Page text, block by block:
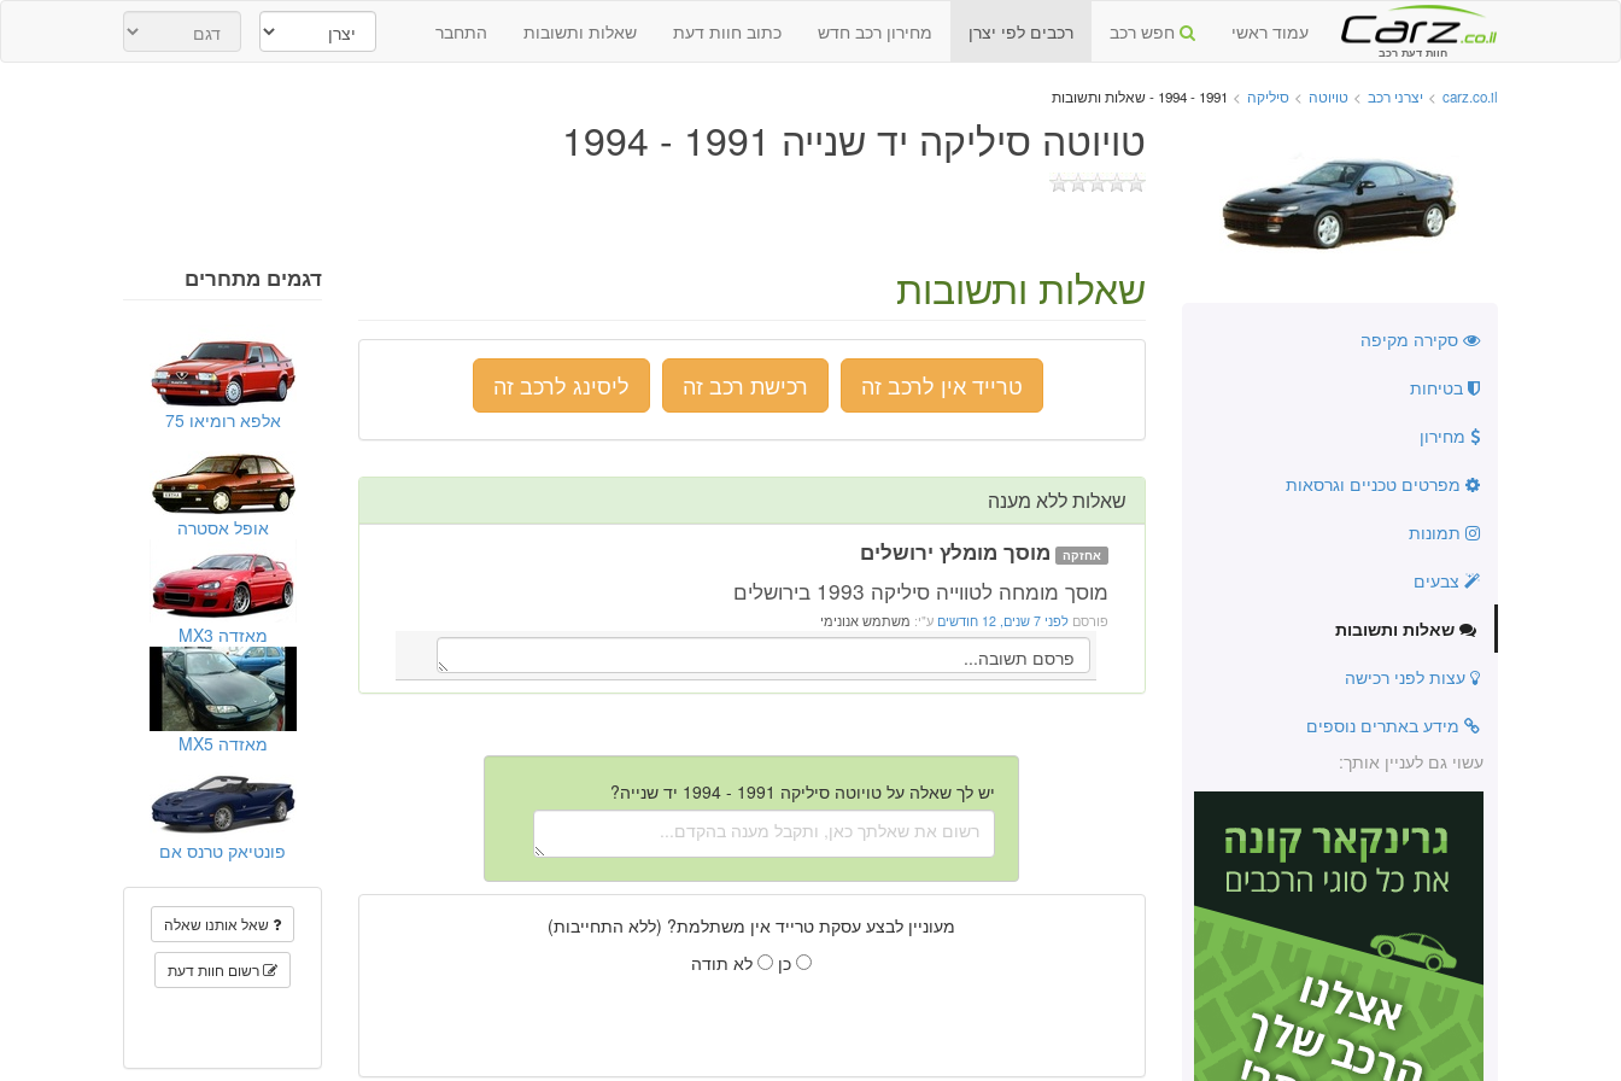
חוות דעת רכב
עמוד ראשי חפש רכב רכבים לפי יצרן מחירון רכב חדש כתוב חוות דעת שאלות ותשובות התחבר
carz.co.il
> יצרני רכב > טויוטה > סיליקה > 1991 - 1994 - שאלות ותשובות
טויוטה סיליקה יד שנייה 1991 - 1994
סקירה מקיפה
בטיחות
מחירון
מפרטים טכניים וגרסאות
תמונות
צבעים
שאלות ותשובות
עצות לפני רכישה
מידע באתרים נוספים
עשוי גם לעניין אותך:
שאלות ותשובות
טרייד אין לרכב זה רכישת רכב זה ליסינג לרכב זה
שאלות ללא מענה
אחזקה מוסך מומלץ ירושלים
מוסך מומחה לטווייה סיליקה 1993 בירושלים
פורסםלפני 7 שנים, 12 חודשים ע"י: משתמש אנונימי
יש לך שאלה על טויוטה סיליקה 1991 - 1994 יד שנייה?
מעוניין לבצע עסקת טרייד אין משתלמת? (ללא התחייבות)
כן
לא תודה
דגמים מתחרים
אלפא רומיאו 75
אופל אסטרה
מאזדה MX3
מאזדה MX5
פונטיאק טרנס אם
שאל אותנו שאלה
רשום חוות דעת